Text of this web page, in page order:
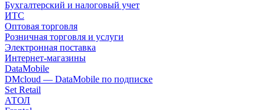
Бухгалтерский и налоговый учет
ИТС
Оптовая торговля
Розничная торговля и услуги
Электронная поставка
Интернет-магазины
DataMobile
DMcloud — DataMobile по подписке
Set Retail
АТОЛ